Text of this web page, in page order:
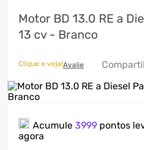
Motor BD 13.0 RE a
13 cv - Branco
Clique e veja!Avalie
Acumule 3999 pontos
agora
2º
freezer
3
forno
4º
fogão
5º
cervejeira
6º
7 º
motosserra
8